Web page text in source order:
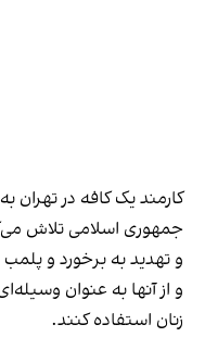
کارمند یک کافه در تهران
جمهوری اسلامی تلاش
و تهدید به برخورد و پلمب
و از آنها به عنوان
زنان استفاده کنند.